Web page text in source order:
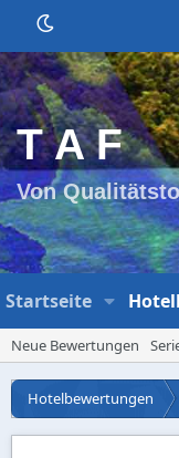
T A F
Von
Startseite
Neue Bewertungen
Hotelbewertungen